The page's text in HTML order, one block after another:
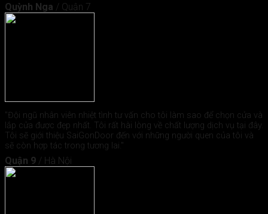
Quỳnh Nga / Quận 7
"Đội ngũ nhân viên nhiệt tình tư vấn cho tôi làm sao để chọn cửa và
lắp cửa được đẹp nhất. Tôi rất hài lòng về chất lượng dịch vụ tại đây.
Tôi sẽ giới thiệu SaiGonDoor đến với những người quen của tôi và
sẽ còn hợp tác trong tương lai."
Quận 9 / Hà Nội